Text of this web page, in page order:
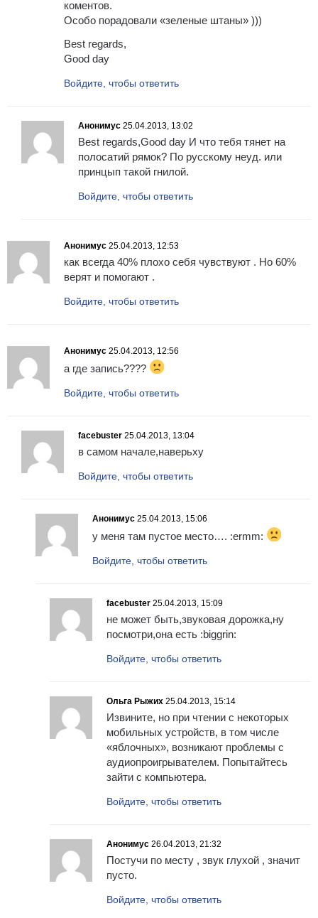
коментов.
Особо порадовали «зеленые штаны» )))
Best regards,
Good day
Войдите, чтобы ответить
Анонимус 25.04.2013, 13:02
Best regards,Good day И что тебя тянет на
полосатий рямок? По русскому неуд. или
принцып такой гнилой.
Войдите, чтобы ответить
Анонимус 25.04.2013, 12:53
как всегда 40% плохо себя чувствуют . Но 60%
верят и помогают .
Войдите, чтобы ответить
Анонимус 25.04.2013, 12:56
а где запись????
Войдите, чтобы ответить
facebuster 25.04.2013, 13:04
в самом начале,наверьху
Войдите, чтобы ответить
Анонимус 25.04.2013, 15:06
у меня там пустое место…. :ermm:
Войдите, чтобы ответить
facebuster 25.04.2013, 15:09
не может быть,звуковая дорожка,ну
посмотри,она есть :biggrin:
Войдите, чтобы ответить
Ольга Рыжих 25.04.2013, 15:14
Извините, но при чтении с некоторых
мобильных устройств, в том числе
«яблочных», возникают проблемы с
аудиопроигрывателем. Попытайтесь
зайти с компьютера.
Войдите, чтобы ответить
Анонимус 26.04.2013, 21:32
Постучи по месту , звук глухой , значит
пусто.
Войдите, чтобы ответить